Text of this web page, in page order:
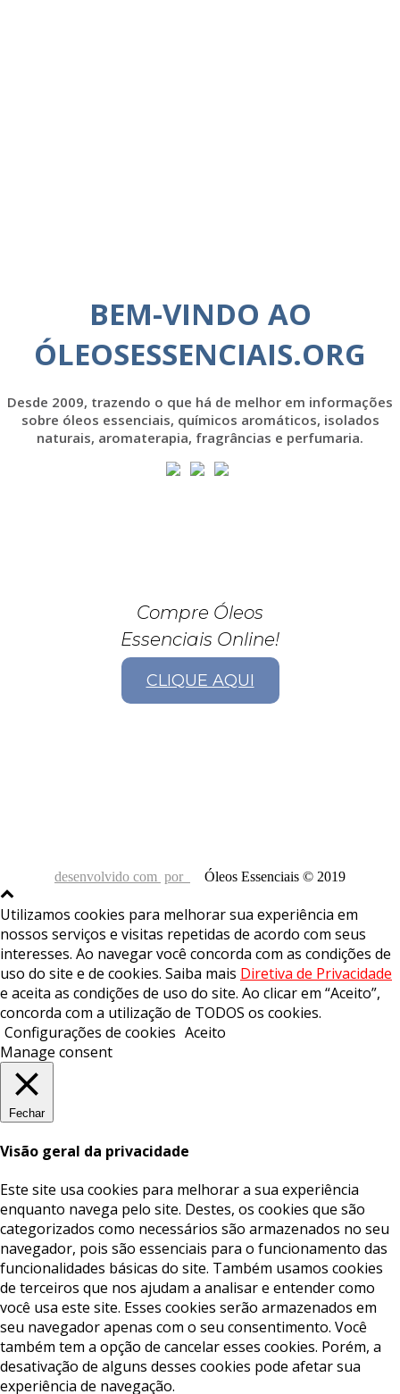
BEM-VINDO AO
ÓLEOSESSENCIAIS.ORG
Desde 2009, trazendo o que há de melhor em informações
sobre óleos essenciais, químicos aromáticos, isolados
naturais, aromaterapia, fragrâncias e perfumaria.
Compre Óleos
Essenciais Online!
CLIQUE AQUI
desenvolvido com por Óleos Essenciais © 2019
Utilizamos cookies para melhorar sua experiência em
nossos serviços e visitas repetidas de acordo com seus
interesses. Ao navegar você concorda com as condições de
uso do site e de cookies. Saiba mais Diretiva de Privacidade
e aceita as condições de uso do site. Ao clicar em “Aceito”,
concorda com a utilização de TODOS os cookies.
Configurações de cookies Aceito
Manage consent
Fechar
Visão geral da privacidade
Este site usa cookies para melhorar a sua experiência
enquanto navega pelo site. Destes, os cookies que são
categorizados como necessários são armazenados no seu
navegador, pois são essenciais para o funcionamento das
funcionalidades básicas do site. Também usamos cookies
de terceiros que nos ajudam a analisar e entender como
você usa este site. Esses cookies serão armazenados em
seu navegador apenas com o seu consentimento. Você
também tem a opção de cancelar esses cookies. Porém, a
desativação de alguns desses cookies pode afetar sua
experiência de navegação.